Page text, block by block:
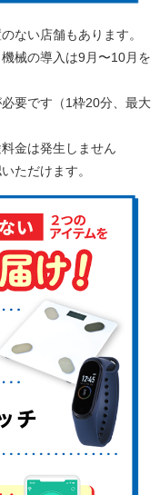
ない店舗もあります。
械の導入は9月〜10月を
要です（1枠20分、最大
金は発生しません
ただけます。